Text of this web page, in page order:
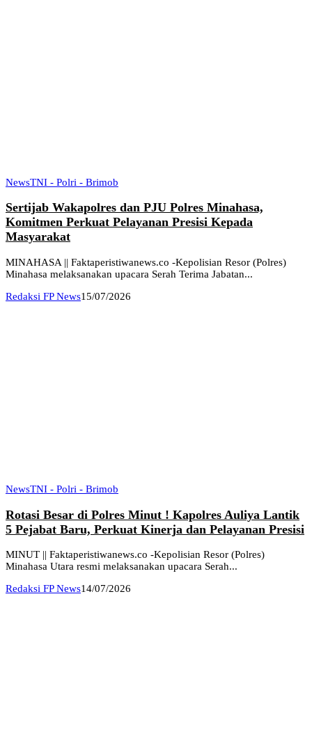
NewsTNI - Polri - Brimob
Sertijab Wakapolres dan PJU Polres Minahasa,
Komitmen Perkuat Pelayanan Presisi Kepada
Masyarakat
MINAHASA || Faktaperistiwanews.co -Kepolisian Resor (Polres)
Minahasa melaksanakan upacara Serah Terima Jabatan...
Redaksi FP News15/07/2026
NewsTNI - Polri - Brimob
Rotasi Besar di Polres Minut ! Kapolres Auliya Lantik
5 Pejabat Baru, Perkuat Kinerja dan Pelayanan Presisi
MINUT || Faktaperistiwanews.co -Kepolisian Resor (Polres)
Minahasa Utara resmi melaksanakan upacara Serah...
Redaksi FP News14/07/2026